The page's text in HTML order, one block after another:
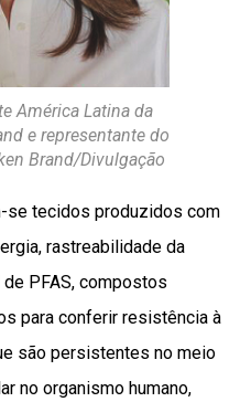
América Latina da
e representante do
Brand/Divulgação
se tecidos produzidos com
rastreabilidade da
PFAS, compostos
para conferir resistência à
são persistentes no meio
no organismo humano,